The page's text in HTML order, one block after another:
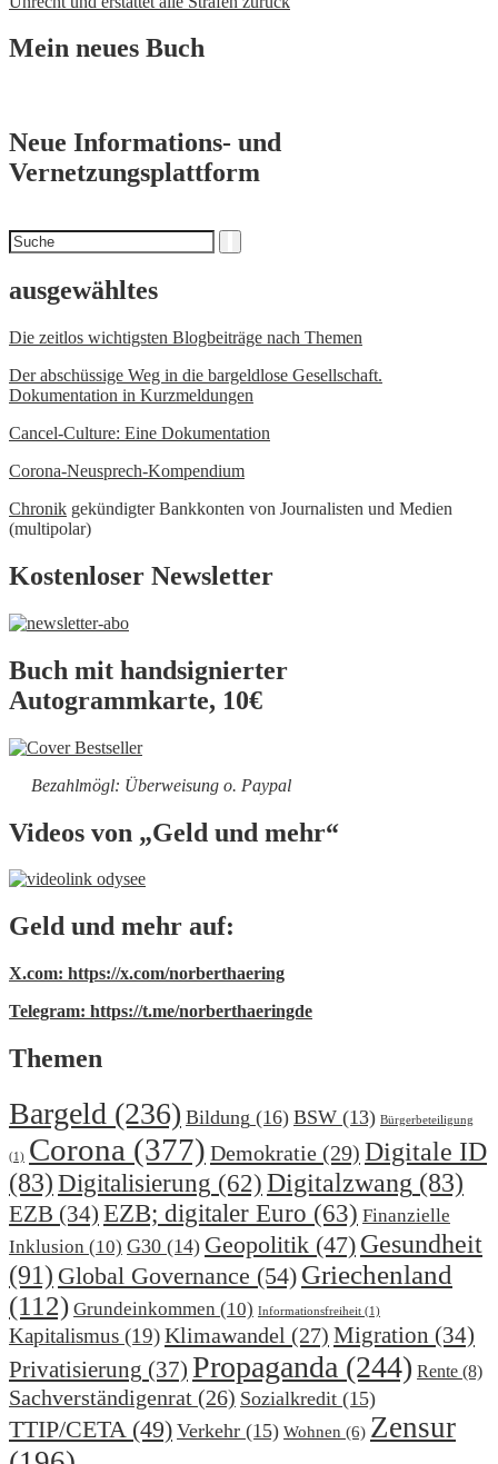
Mein neues Buch
Neue Informations- und
Vernetzungsplattform
Suchen
nach
ausgewähltes
Die zeitlos wichtigsten Blogbeiträge nach Themen
Der abschüssige Weg in die bargeldlose Gesellschaft.
Dokumentation in Kurzmeldungen
Cancel-Culture: Eine Dokumentation
Corona-Neusprech-Kompendium
Chronik gekündigter Bankkonten von Journalisten und Medien
(multipolar)
Kostenloser Newsletter
Buch mit handsignierter
Autogrammkarte, 10€
Bezahlmögl: Überweisung o. Paypal
Videos von „Geld und mehr“
Geld und mehr auf:
X.com: https://x.com/norberthaering
Telegram: https://t.me/norberthaeringde
Themen
Bargeld (236) Bildung (16) BSW (13) Bürgerbeteiligung
(1) Corona (377) Demokratie (29) Digitale ID
(83) Digitalisierung (62) Digitalzwang (83)
EZB (34) EZB; digitaler Euro (63) Finanzielle
Inklusion (10) G30 (14) Geopolitik (47) Gesundheit
(91) Global Governance (54) Griechenland
(112) Grundeinkommen (10) Informationsfreiheit (1)
Kapitalismus (19)Klimawandel (27) Migration (34)
Privatisierung (37) Propaganda (244) Rente (8)
Sachverständigenrat (26) Sozialkredit (15)
TTIP/CETA(49) Verkehr (15) Wohnen (6) Zensur